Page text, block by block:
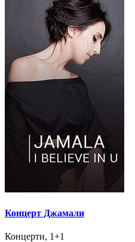
Концерт Джамали
Концерти, 1+1